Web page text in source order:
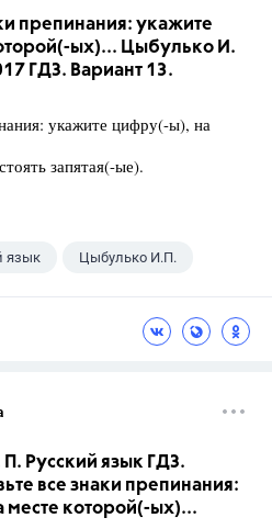
препинания: укажите
ых)... Цыбулько И.
ГДЗ. Вариант 13.
укажите цифру(-ы), на
запятая(-ые).
язык Цыбулько И.П.
Русский язык ГДЗ.
все знаки препинания:
которой(-ых)...